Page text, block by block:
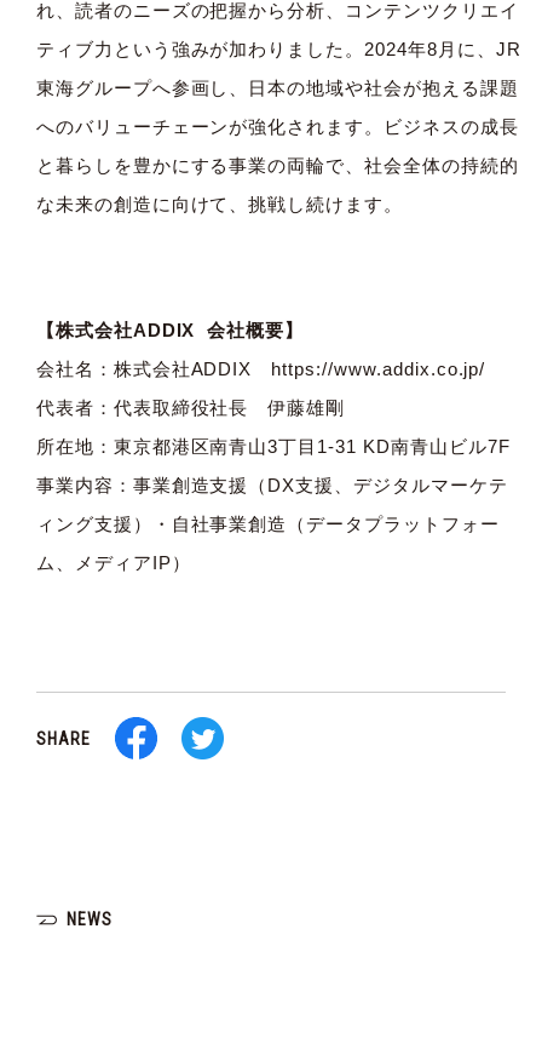
れ、読者のニーズの把握から分析、コンテンツクリエイ
ティブ力という強みが加わりました。2024年8月に、JR
東海グループへ参画し、日本の地域や社会が抱える課題
へのバリューチェーンが強化されます。ビジネスの成長
と暮らしを豊かにする事業の両輪で、社会全体の持続的
な未来の創造に向けて、挑戦し続けます。
【株式会社ADDIX 会社概要】
会社名：株式会社ADDIX https://www.addix.co.jp/
代表者：代表取締役社長 伊藤雄剛
所在地：東京都港区南青山3丁目1-31 KD南青山ビル7F
事業内容：事業創造支援（DX支援、デジタルマーケテ
ィング支援）・自社事業創造（データプラットフォー
ム、メディアIP）
SHARE
NEWS